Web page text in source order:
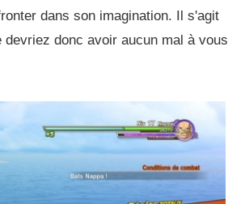
dans son imagination. Il s'agit
donc avoir aucun mal à vous